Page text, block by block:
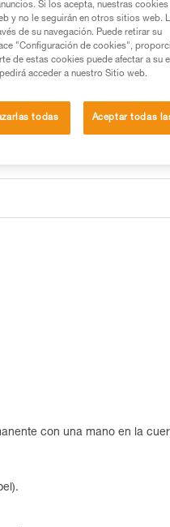
Buscar un punto de venta
con una mano en la
Si los acepta, nuestras cookies
y no le seguirán en otros sitios web.
de su navegación. Puede retirar su
"Configuración de cookies",
de estas cookies puede afectar a su
acceder a nuestro Sitio web.
todas Aceptar todas